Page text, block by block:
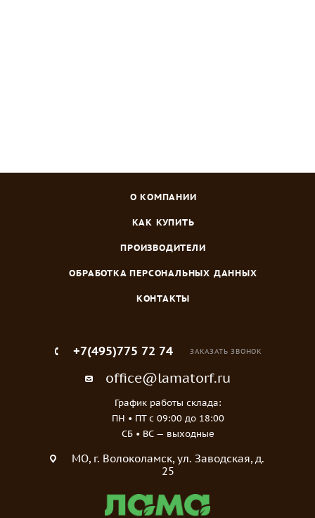
О КОМПАНИИ
КАК КУПИТЬ
ПРОИЗВОДИТЕЛИ
ОБРАБОТКА ПЕРСОНАЛЬНЫХ ДАННЫХ
КОНТАКТЫ
+7(495)775 72 74 ЗАКАЗАТЬ ЗВОНОК
office@lamatorf.ru
График работы склада:
ПН • ПТ c 09:00 до 18:00
СБ • ВС — выходные
МO, г. Волоколамск, ул. Заводская, д.
25